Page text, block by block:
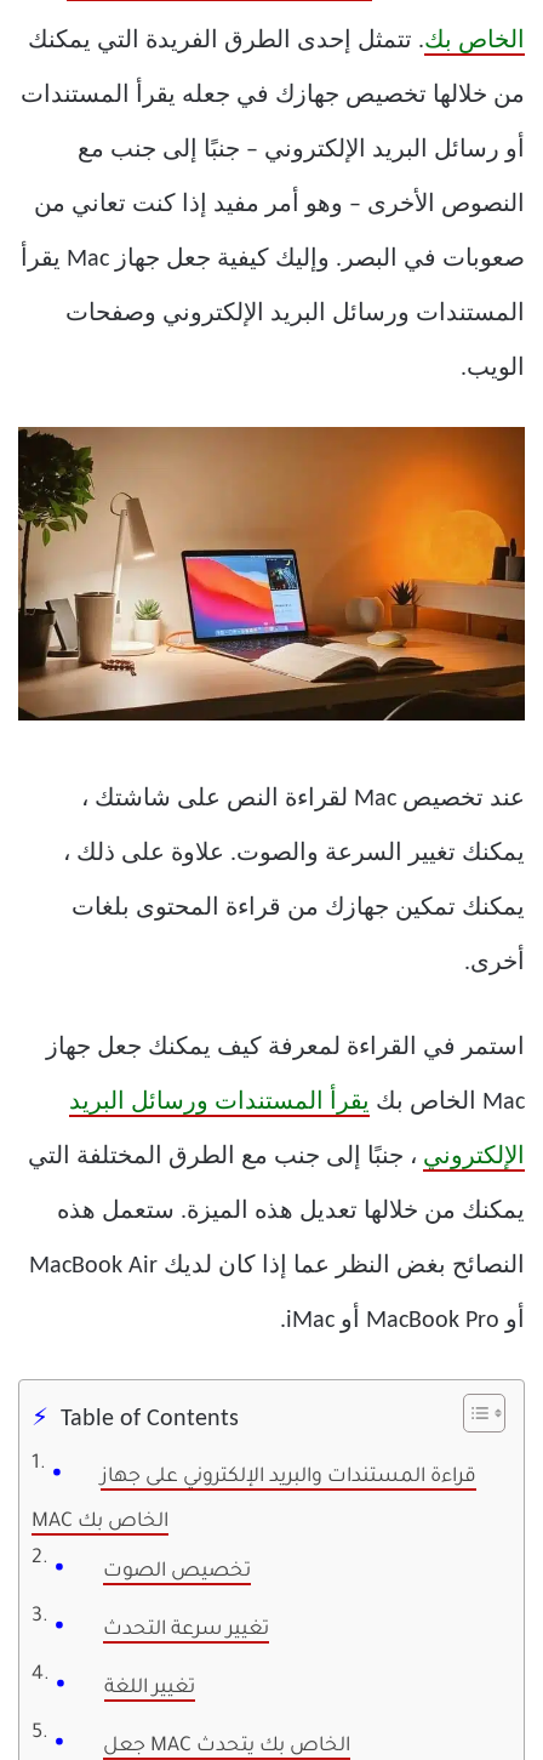
الخاص بك. تتمثل إحدى الطرق الفريدة التي يمكنك
من خلالها تخصيص جهازك في جعله يقرأ المستندات
أو رسائل البريد الإلكتروني – جنبًا إلى جنب مع
النصوص الأخرى – وهو أمر مفيد إذا كنت تعاني من
صعوبات في البصر. وإليك كيفية جعل جهاز Mac يقرأ
المستندات ورسائل البريد الإلكتروني وصفحات
الويب.
عند تخصيص Mac لقراءة النص على شاشتك ،
يمكنك تغيير السرعة والصوت. علاوة على ذلك ،
يمكنك تمكين جهازك من قراءة المحتوى بلغات
أخرى.
استمر في القراءة لمعرفة كيف يمكنك جعل جهاز
Mac الخاص بك يقرأ المستندات ورسائل البريد
الإلكتروني ، جنبًا إلى جنب مع الطرق المختلفة التي
يمكنك من خلالها تعديل هذه الميزة. ستعمل هذه
النصائح بغض النظر عما إذا كان لديك MacBook Air
أو MacBook Pro أو iMac.
Table of Contents
قراءة المستندات والبريد الإلكتروني على جهاز
MAC الخاص بك
تخصيص الصوت
تغيير سرعة التحدث
تغيير اللغة
جعل MAC الخاص بك يتحدث